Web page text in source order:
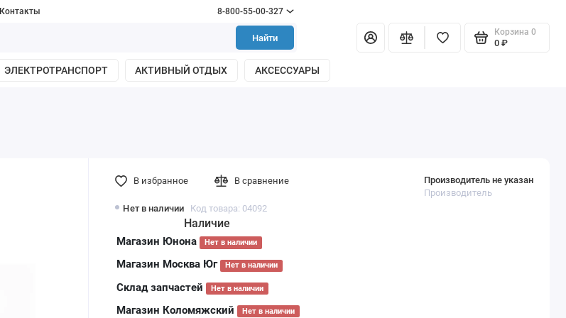
Контакты 8-800-55-00-327
Найти
Корзина 0
0 ₽
ЭЛЕКТРОТРАНСПОРТ АКТИВНЫЙ ОТДЫХ АКСЕССУАРЫ
Нет в наличии Код товара: 04092
Производитель не указан
Производитель
Наличие
Магазин Юнона Нет в наличии
Магазин Москва Юг Нет в наличии
Склад запчастей Нет в наличии
Магазин Коломяжский Нет в наличии
В избранное В сравнение